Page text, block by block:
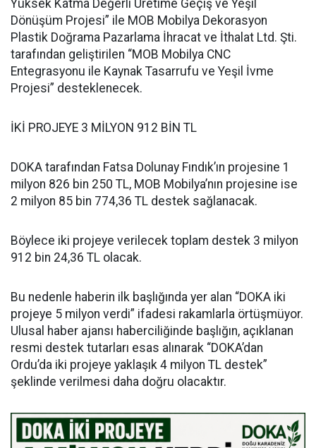
Yüksek Katma Değerli Üretime Geçiş ve Yeşil
Dönüşüm Projesi” ile MOB Mobilya Dekorasyon
Plastik Doğrama Pazarlama İhracat ve İthalat Ltd. Şti.
tarafından geliştirilen “MOB Mobilya CNC
Entegrasyonu ile Kaynak Tasarrufu ve Yeşil İvme
Projesi” desteklenecek.
İKİ PROJEYE 3 MİLYON 912 BİN TL
DOKA tarafından Fatsa Dolunay Fındık’ın projesine 1
milyon 826 bin 250 TL, MOB Mobilya’nın projesine ise
2 milyon 85 bin 774,36 TL destek sağlanacak.
Böylece iki projeye verilecek toplam destek 3 milyon
912 bin 24,36 TL olacak.
Bu nedenle haberin ilk başlığında yer alan “DOKA iki
projeye 5 milyon verdi” ifadesi rakamlarla örtüşmüyor.
Ulusal haber ajansı haberciliğinde başlığın, açıklanan
resmi destek tutarları esas alınarak “DOKA’dan
Ordu’da iki projeye yaklaşık 4 milyon TL destek”
şeklinde verilmesi daha doğru olacaktır.